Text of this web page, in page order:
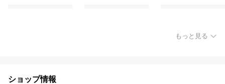
もっと見る
ショップ情報